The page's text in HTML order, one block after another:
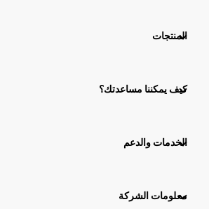
المنتجات
كيف يمكننا مساعدتك؟
الخدمات والدعم
معلومات الشركة